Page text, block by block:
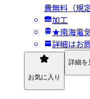
費無料（規
加工
★南海電
詳細はお
お気に入り
詳細を